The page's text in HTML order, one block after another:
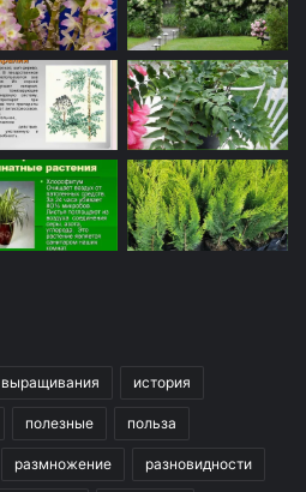
выращивания история
полезные польза
размножение разновидности